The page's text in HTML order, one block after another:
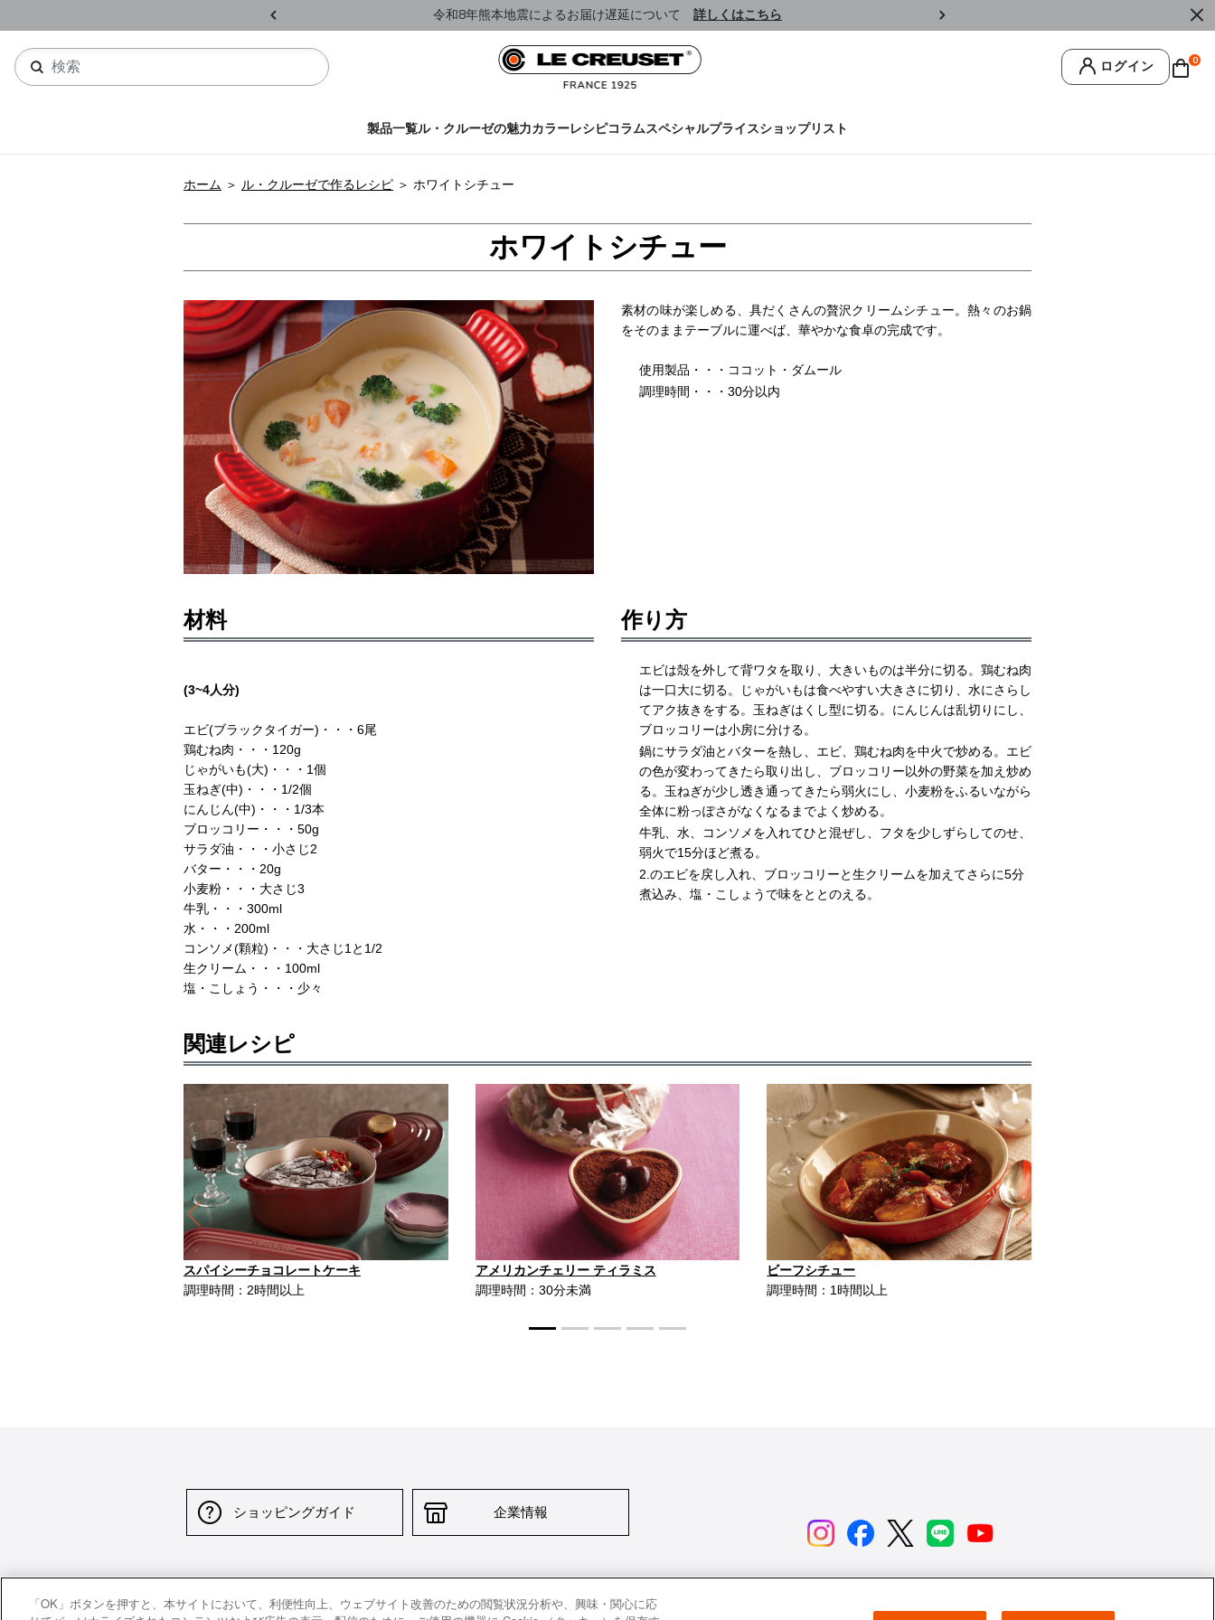
令和8年熊本地震によるお届け遅延について 詳しくはこちら ￥
ログイン 0
製品一覧ル・クルーゼの魅力カラーレシピコラムスペシャルプライスショップリスト
ホーム ＞ ル・クルーゼで作るレシピ ＞ ホワイトシチュー
ホワイトシチュー
素材の味が楽しめる、具だくさんの贅沢クリームシチュー。熱々のお鍋
をそのままテーブルに運べば、華やかな食卓の完成です。
使用製品・・・ココット・ダムール
調理時間・・・30分以内
材料
(3~4人分)
エビ(ブラックタイガー)・・・6尾
鶏むね肉・・・120g
じゃがいも(大)・・・1個
玉ねぎ(中)・・・1/2個
にんじん(中)・・・1/3本
ブロッコリー・・・50g
サラダ油・・・小さじ2
バター・・・20g
小麦粉・・・大さじ3
牛乳・・・300ml
水・・・200ml
コンソメ(顆粒)・・・大さじ1と1/2
生クリーム・・・100ml
塩・こしょう・・・少々
作り方
エビは殻を外して背ワタを取り、大きいものは半分に切る。鶏むね肉
は一口大に切る。じゃがいもは食べやすい大きさに切り、水にさらし
てアク抜きをする。玉ねぎはくし型に切る。にんじんは乱切りにし、
ブロッコリーは小房に分ける。
鍋にサラダ油とバターを熱し、エビ、鶏むね肉を中火で炒める。エビ
の色が変わってきたら取り出し、ブロッコリー以外の野菜を加え炒め
る。玉ねぎが少し透き通ってきたら弱火にし、小麦粉をふるいながら
全体に粉っぽさがなくなるまでよく炒める。
牛乳、水、コンソメを入れてひと混ぜし、フタを少しずらしてのせ、
弱火で15分ほど煮る。
2.のエビを戻し入れ、ブロッコリーと生クリームを加えてさらに5分
煮込み、塩・こしょうで味をととのえる。
関連レシピ
スパイシーチョコレートケーキ
調理時間：2時間以上
アメリカンチェリー ティラミス
調理時間：30分未満
ビーフシチュー
調理時間：1時間以上
Previous
ショッピングガイド 企業情報
「OK」ボタンを押すと、本サイトにおいて、利便性向上、ウェブサイト改善のための閲覧状況分析や、興味・関心に応